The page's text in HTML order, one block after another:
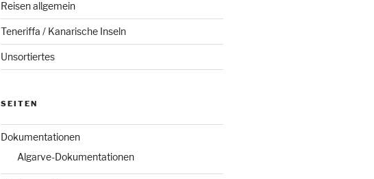
Reisen allgemein
Teneriffa / Kanarische Inseln
Unsortiertes
SEITEN
Dokumentationen
Algarve-Dokumentationen